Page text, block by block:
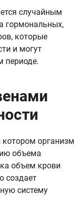
случайным
гормональных,
которые
и могут
периоде.
котором организм
объема
объем крови
создает
систему